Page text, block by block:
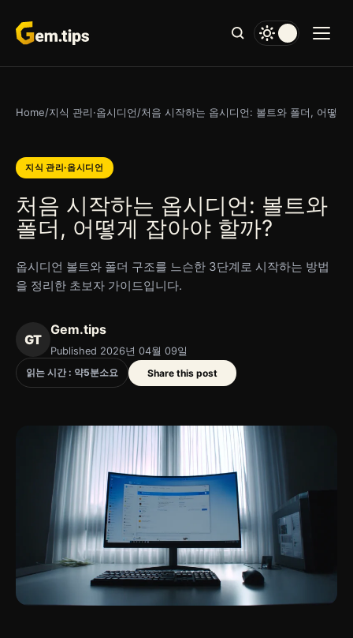
문
로
뛰
Home/지식 관리·옵시디언/처음 시작하는 옵시디언: 볼트와 폴더, 어떻게
지식 관리·옵시디언
처음 시작하는 옵시디언: 볼트와
폴더, 어떻게 잡아야 할까?
옵시디언 볼트와 폴더 구조를 느슨한 3단계로 시작하는 방법
을 정리한 초보자 가이드입니다.
GT
Gem.tips
Published 2026년 04월 09일
읽는 시간 : 약5분소요 Share this post